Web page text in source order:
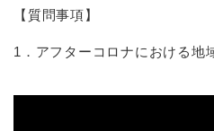
【質問事項】
1．アフターコロナにおける地